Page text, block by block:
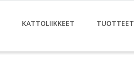
KATTOLIIKKEET TUOTTEET